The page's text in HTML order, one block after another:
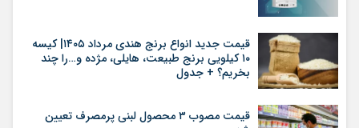
قیمت جدید انواع برنج هندی مرداد ۱۴۰۵| کیسه
۱۰ کیلویی برنج طبیعت، هایلی، مژده و…را چند
بخریم؟ + جدول
قیمت مصوب ۳ محصول لبنی پرمصرف تعیین